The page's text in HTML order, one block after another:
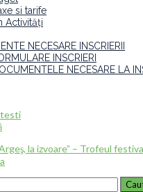
si tarife
Activități
NECESARE INSCRIERII
INSCRIERI
NECESARE LA
la izvoare” – Trofeul